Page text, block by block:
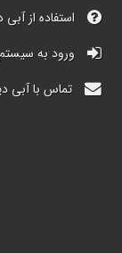
استفاده از
ورود به
تماس با آبی